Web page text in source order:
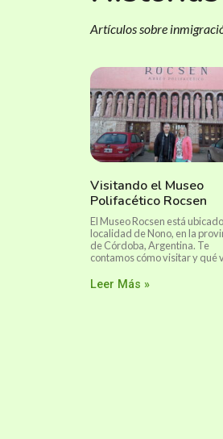
Artículos sobre
Visitando el Museo
Polifacético Rocsen
El Museo Rocsen está
localidad de Nono, en la
de Córdoba, Argentina. Te
contamos cómo visitar y qué
Leer Más »